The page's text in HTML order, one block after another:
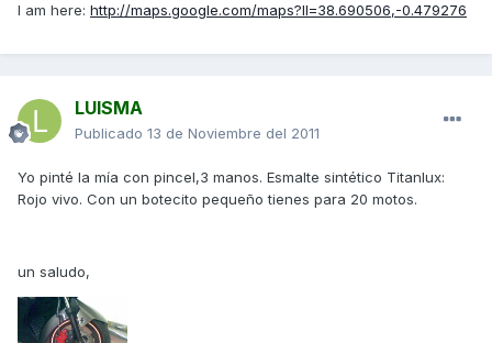
I am here: http://maps.google.com/maps?ll=38.690506,-0.479276
LUISMA
Publicado 13 de Noviembre del 2011
Yo pinté la mía con pincel,3 manos. Esmalte sintético Titanlux:
Rojo vivo. Con un botecito pequeño tienes para 20 motos.
un saludo,